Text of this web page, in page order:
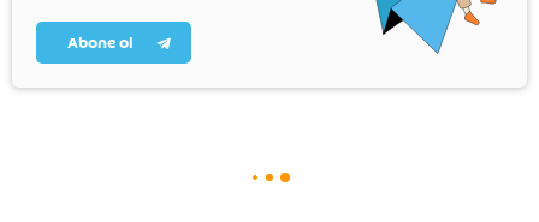
Abone ol